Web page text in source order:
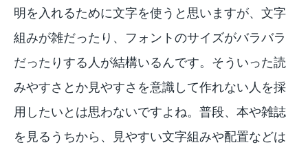
明を入れるために文字を使うと思いますが、文字
組みが雑だったり、フォントのサイズがバラバラ
だったりする人が結構いるんです。そういった読
みやすさとか見やすさを意識して作れない人を採
用したいとは思わないですよね。普段、本や雑誌
を見るうちから、見やすい文字組みや配置などは